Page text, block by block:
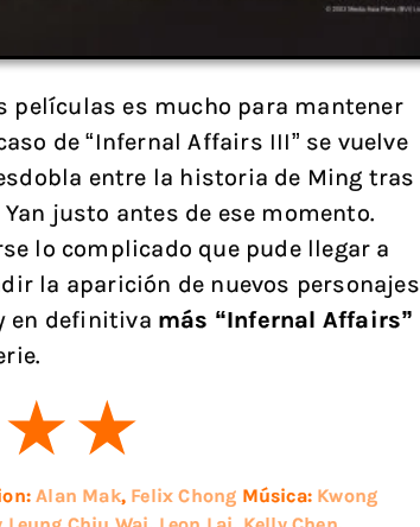
películas es mucho para mantener
de “Infernal Affairs III” se vuelve
entre la historia de Ming tras
justo antes de ese momento.
lo complicado que pude llegar a
la aparición de nuevos personajes
en definitiva más “Infernal Affairs”
Alan Mak, Felix Chong Música: Kwong